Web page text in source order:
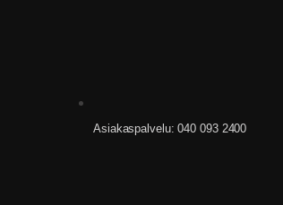
Asiakaspalvelu: 040 093 2400